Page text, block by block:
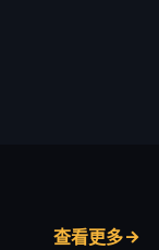
查看更多